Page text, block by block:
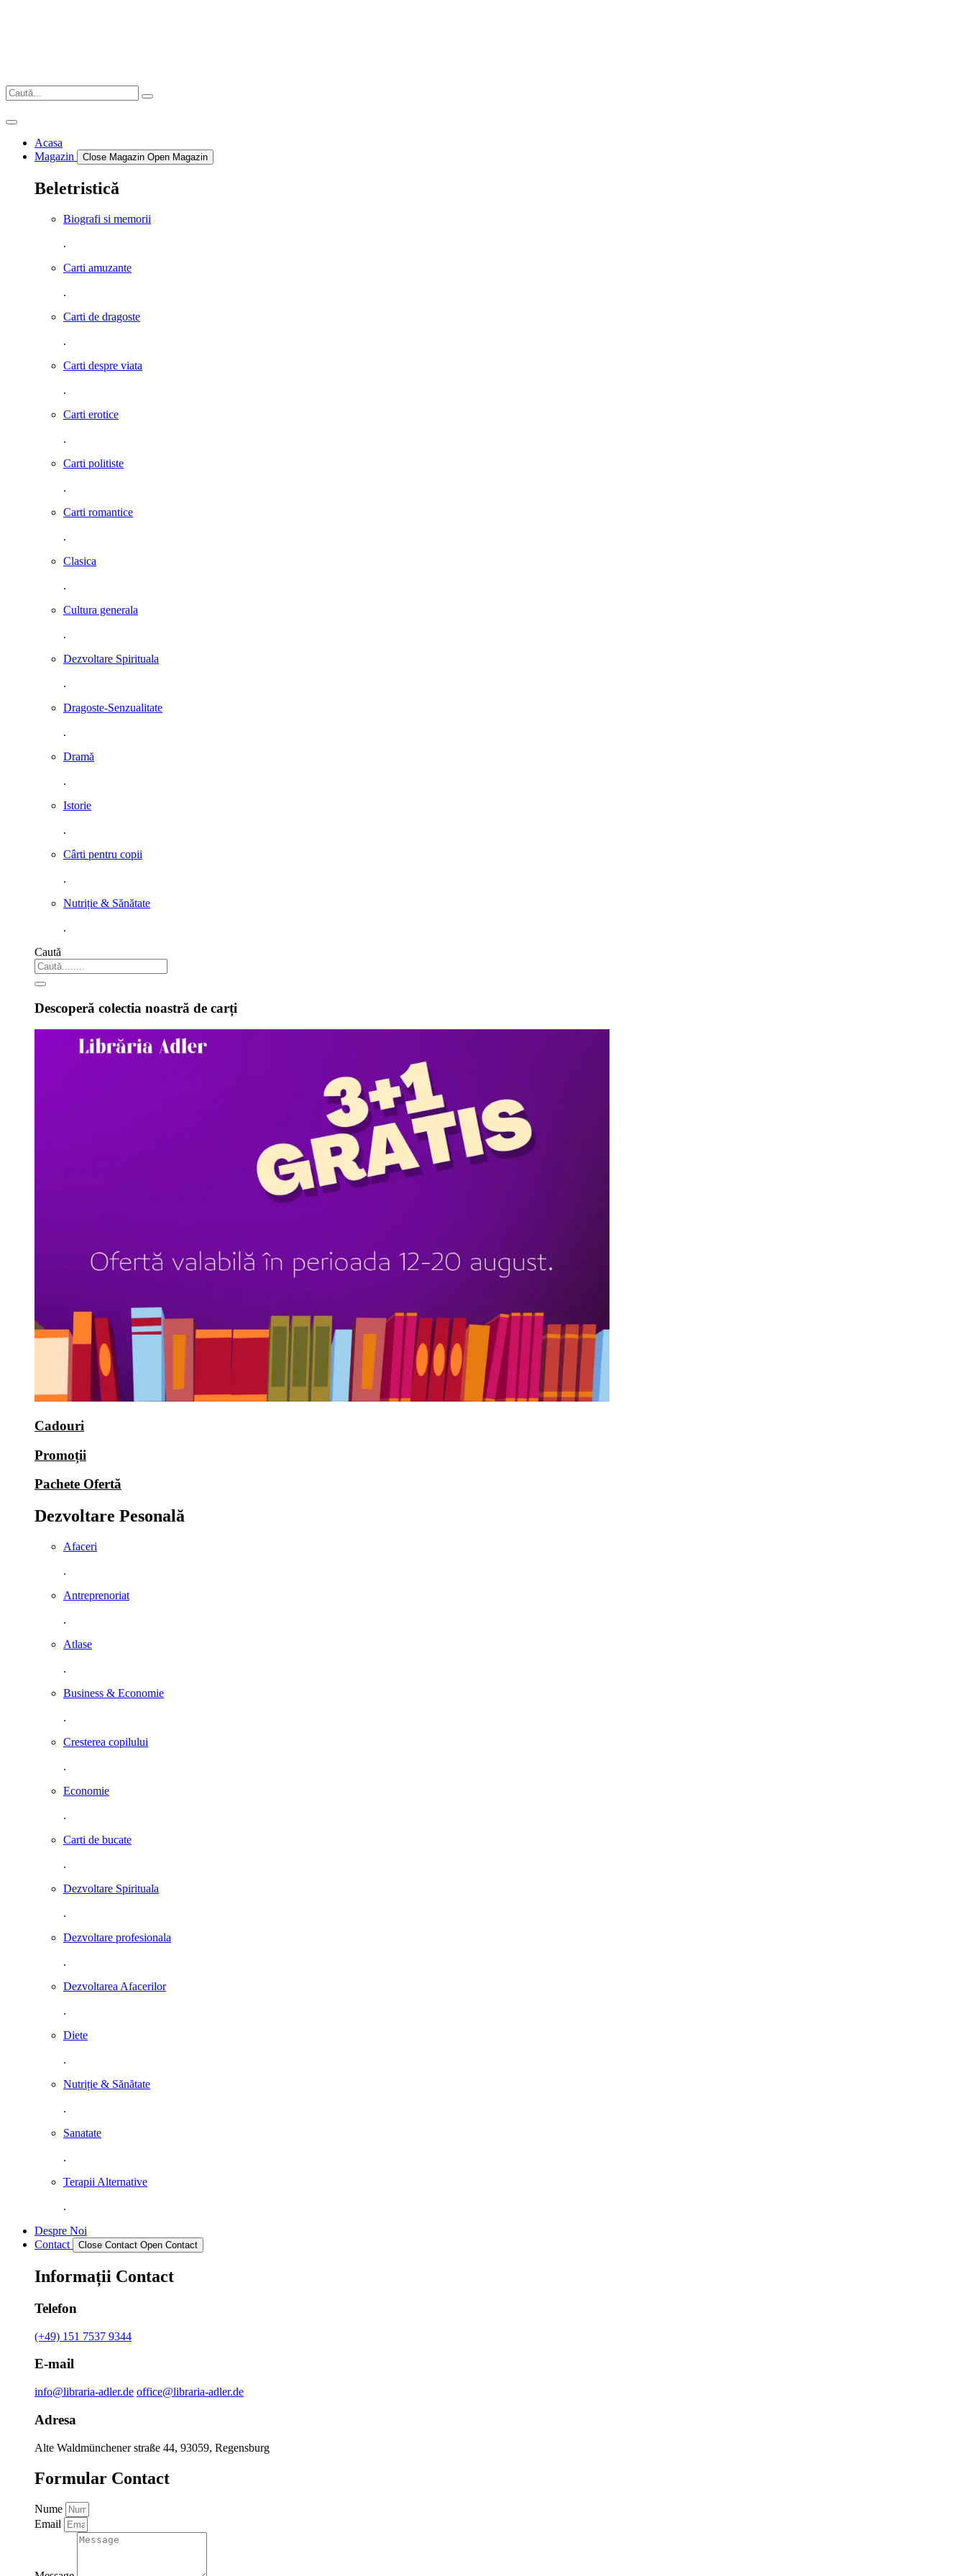
Acasa
Magazin
Close Magazin Open Magazin
Beletristică
Biografi si memorii
.
Carti amuzante
.
Carti de dragoste
.
Carti despre viata
.
Carti erotice
.
Carti politiste
.
Carti romantice
.
Clasica
.
Cultura generala
.
Dezvoltare Spirituala
.
Dragoste-Senzualitate
.
Dramă
.
Istorie
.
Cârti pentru copii
.
Nutriție & Sănătate
.
Caută
Descoperă colectia noastră de carți
Cadouri
Promoții
Pachete Ofertă
Dezvoltare Pesonală
Afaceri
.
Antreprenoriat
.
Atlase
.
Business & Economie
.
Cresterea copilului
.
Economie
.
Carti de bucate
.
Dezvoltare Spirituala
.
Dezvoltare profesionala
.
Dezvoltarea Afacerilor
.
Diete
.
Nutriție & Sănătate
.
Sanatate
.
Terapii Alternative
.
Despre Noi
Contact
Close Contact Open Contact
Informații Contact
Telefon
(+49) 151 7537 9344
E-mail
info@libraria-adler.de office@libraria-adler.de
Adresa
Alte Waldmünchener straße 44, 93059, Regensburg
Formular Contact
Nume
Email